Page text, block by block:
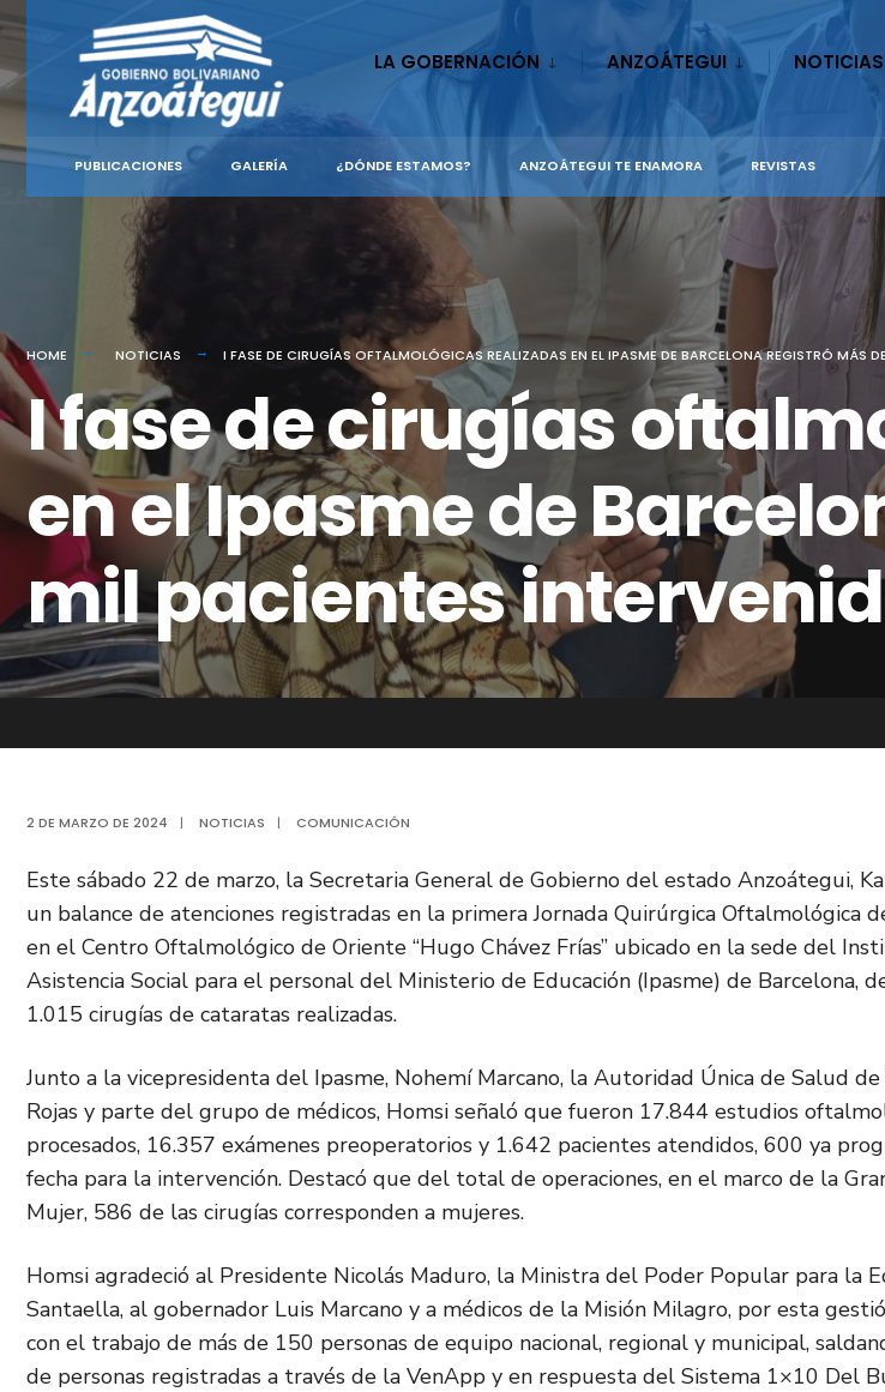
content
LA GOBERNACIÓN ANZOÁTEGUI NOTICIAS
PUBLICACIONES GALERÍA ¿DÓNDE ESTAMOS? ANZOÁTEGUI TE ENAMORA REVISTAS
HOME NOTICIAS I FASE DE CIRUGÍAS OFTALMOLÓGICAS REALIZADAS EN EL IPASME DE BARCELONA REGISTRÓ MÁS
I fase de cirugías
en el Ipasme de
mil pacientes
2 DE MARZO DE 2024 | NOTICIAS | COMUNICACIÓN
Este sábado 22 de marzo, la Secretaria General de Gobierno del estado Anzoátegui,
un balance de atenciones registradas en la primera Jornada Quirúrgica Oftalmológica
en el Centro Oftalmológico de Oriente “Hugo Chávez Frías” ubicado en la sede del
Asistencia Social para el personal del Ministerio de Educación (Ipasme) de Barcelona,
1.015 cirugías de cataratas realizadas.
Junto a la vicepresidenta del Ipasme, Nohemí Marcano, la Autoridad Única de Salud
Rojas y parte del grupo de médicos, Homsi señaló que fueron 17.844 estudios
procesados, 16.357 exámenes preoperatorios y 1.642 pacientes atendidos, 600 ya
fecha para la intervención. Destacó que del total de operaciones, en el marco de la
Mujer, 586 de las cirugías corresponden a mujeres.
Homsi agradeció al Presidente Nicolás Maduro, la Ministra del Poder Popular para la
Santaella, al gobernador Luis Marcano y a médicos de la Misión Milagro, por esta
con el trabajo de más de 150 personas de equipo nacional, regional y municipal,
de personas registradas a través de la VenApp y en respuesta del Sistema 1×10 Del